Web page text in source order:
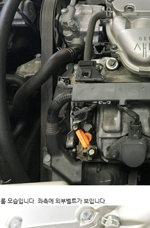
모습입니다. 좌측에 외부벨트가 보입니다.